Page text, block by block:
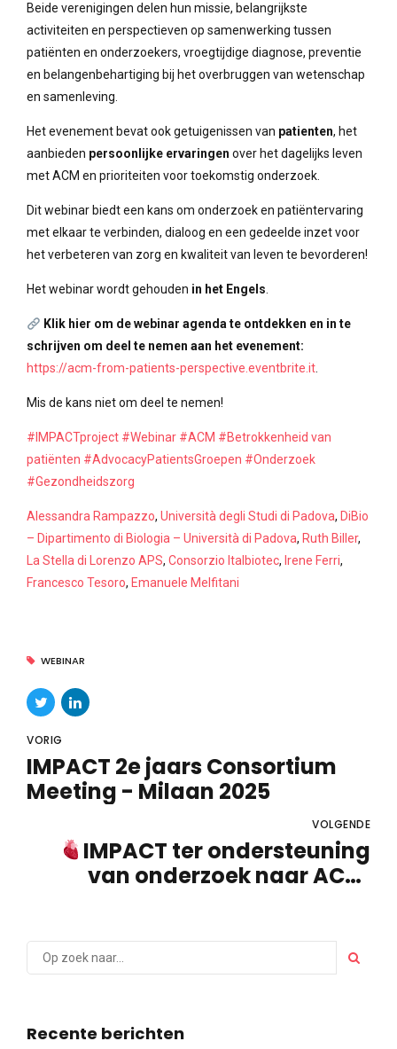
Beide verenigingen delen hun missie, belangrijkste
activiteiten en perspectieven op samenwerking tussen
patiënten en onderzoekers, vroegtijdige diagnose, preventie
en belangenbehartiging bij het overbruggen van wetenschap
en samenleving.
Het evenement bevat ook getuigenissen van patienten, het
aanbieden persoonlijke ervaringen over het dagelijks leven
met ACM en prioriteiten voor toekomstig onderzoek.
Dit webinar biedt een kans om onderzoek en patiëntervaring
met elkaar te verbinden, dialoog en een gedeelde inzet voor
het verbeteren van zorg en kwaliteit van leven te bevorderen!
Het webinar wordt gehouden in het Engels.
Klik hier om de webinar agenda te ontdekken en in te
schrijven om deel te nemen aan het evenement:
https://acm-from-patients-perspective.eventbrite.it.
Mis de kans niet om deel te nemen!
# IMPACTproject #Webinar #ACM #Betrokkenheid van
patiënten #AdvocacyPatientsGroepen #Onderzoek
#Gezondheidszorg
Alessandra Rampazzo, Università degli Studi di Padova, DiBio
– Dipartimento di Biologia – Università di Padova, Ruth Biller,
La Stella di Lorenzo APS, Consorzio Italbiotec, Irene Ferri,
Francesco Tesoro, Emanuele Melfitani
WEBINAR
VORIG
IMPACT 2e jaars Consortium
Meeting - Milaan 2025
VOLGENDE
IMPACT ter ondersteuning
van onderzoek naar ACM:
Recente berichten